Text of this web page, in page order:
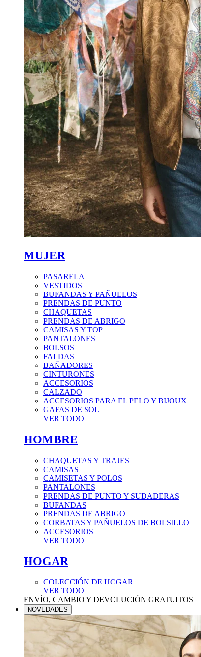
MUJER
PASARELA
VESTIDOS
BUFANDAS Y PAÑUELOS
PRENDAS DE PUNTO
CHAQUETAS
PRENDAS DE ABRIGO
CAMISAS Y TOP
PANTALONES
BOLSOS
FALDAS
BAÑADORES
CINTURONES
ACCESORIOS
CALZADO
ACCESORIOS PARA EL PELO Y BIJOUX
GAFAS DE SOL
VER TODO
HOMBRE
CHAQUETAS Y TRAJES
CAMISAS
CAMISETAS Y POLOS
PANTALONES
PRENDAS DE PUNTO Y SUDADERAS
BUFANDAS
PRENDAS DE ABRIGO
CORBATAS Y PAÑUELOS DE BOLSILLO
ACCESORIOS
VER TODO
HOGAR
COLECCIÓN DE HOGAR
VER TODO
ENVÍO, CAMBIO Y DEVOLUCIÓN GRATUITOS
NOVEDADES